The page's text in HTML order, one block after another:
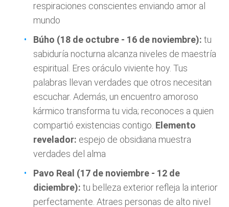
respiraciones conscientes enviando amor al
mundo
Búho (18 de octubre - 16 de noviembre): tu
sabiduría nocturna alcanza niveles de maestría
espiritual. Eres oráculo viviente hoy. Tus
palabras llevan verdades que otros necesitan
escuchar. Además, un encuentro amoroso
kármico transforma tu vida; reconoces a quien
compartió existencias contigo. Elemento
revelador: espejo de obsidiana muestra
verdades del alma
Pavo Real (17 de noviembre - 12 de
diciembre): tu belleza exterior refleja la interior
perfectamente. Atraes personas de alto nivel